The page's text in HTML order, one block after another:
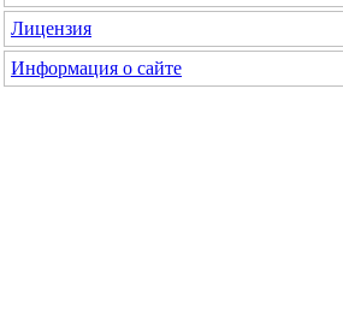
Лицензия
Информация о сайте